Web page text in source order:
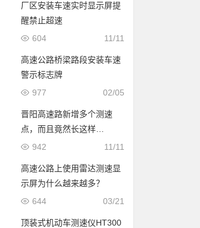
厂区安装车速实时显示屏提
醒禁止超速
11/11
604
高速公路桥梁路段安装车速
警示标志牌
02/05
977
晋阳高速路新增多个测速
点，而且竟然长这样…
11/11
942
高速公路上使用雷达测速显
示屏为什么越来越多？
03/21
644
顶装式机动车测速仪HT300